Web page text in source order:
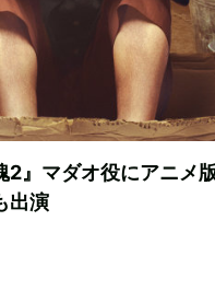
2』マダオ役にアニメ
出演